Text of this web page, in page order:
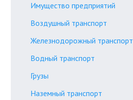
Имущество предприятий
Воздушный транспорт
Железнодорожный транспорт
Водный транспорт
Грузы
Наземный транспорт